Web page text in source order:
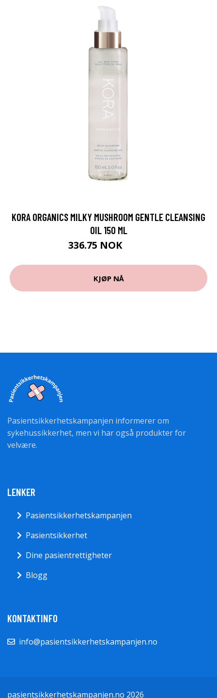
KORA ORGANICS MILKY MUSHROOM GENTLE CLEANSING
OIL 150 ML
336.75 NOK
KJØP NÅ
Pasientsikkerhetskampanjen informerer om
sykehussikkerhet, men vi har også produkter for
velvære.
LENKER
Pasientsikkerhetskampanjen
Pasientsikkerhet
Dine pasientrettigheter
Blogg
KONTAKTINFO
info@pasientsikkerhetskampanjen.no
pasientsikkerhetskampanjen.no 2026